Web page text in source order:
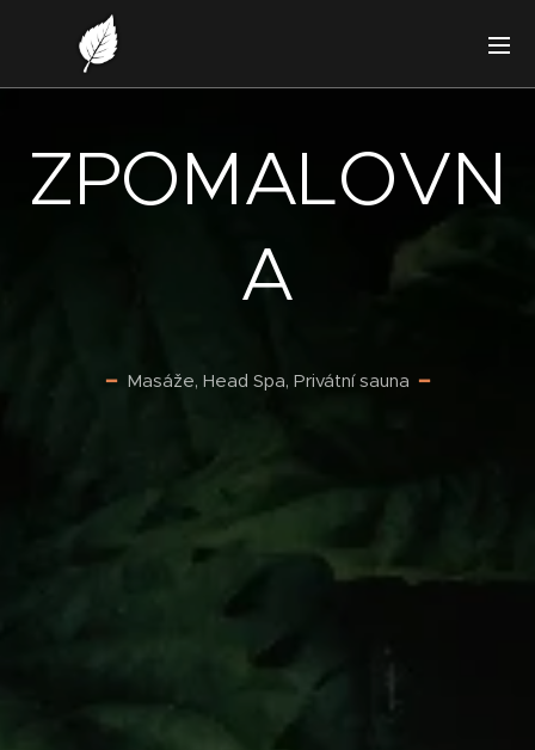
ZPOMALOVN
A
━ Masáže, Head Spa, Privátní sauna━